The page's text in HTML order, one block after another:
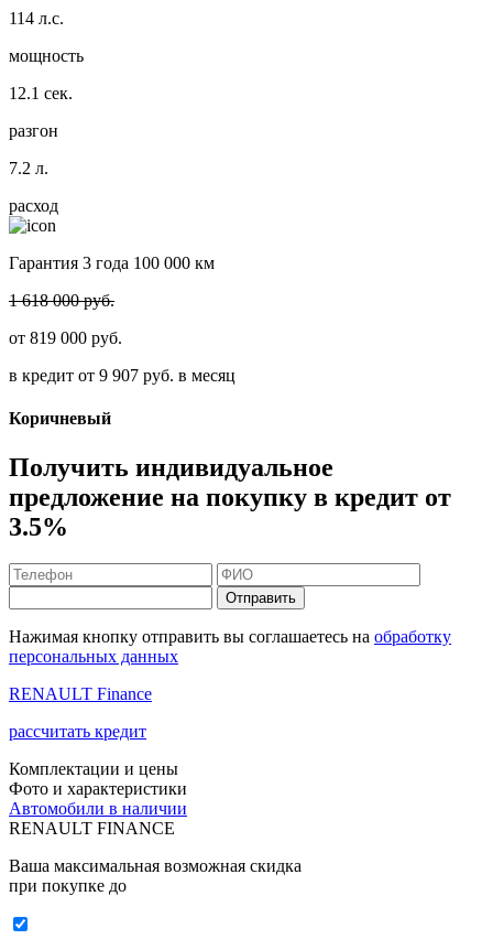
114 л.с.
мощность
12.1 сек.
разгон
7.2 л.
расход
Гарантия 3 года 100 000 км
1 618 000 руб.
от 819 000 руб.
в кредит от 9 907 руб. в месяц
Коричневый
Получить индивидуальное
предложение на покупку в кредит от
3.5%
Отправить
Нажимая кнопку отправить вы соглашаетесь на обработку
персональных данных
RENAULT Finance
рассчитать кредит
Комплектации и цены
Фото и характеристики
Автомобили в наличии
RENAULT FINANCE
Ваша максимальная возможная скидка
при покупке до